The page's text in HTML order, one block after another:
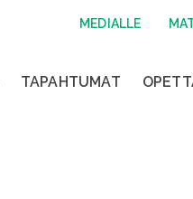
MEDIALLE
TAPAHTUMAT